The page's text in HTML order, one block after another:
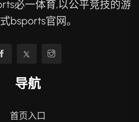
必一体育,以公平竞技的游
bsports官网。
导航
首页入口